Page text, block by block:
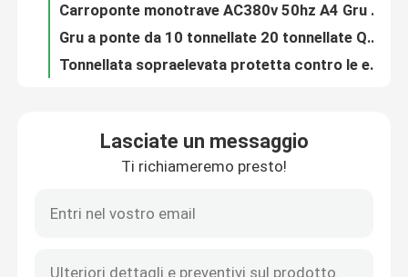
Contattaci
Gru a ponte della doppia trave
Gru a ponte monotrave
Doppia gru a cavalletto della trave
Portata singola Q235B protetto contro le esplosioni della gru di viaggio della trave singola della portata 7.5m-30m
Gru a ponte europea per piccole officine FEM A5 Industrial Eot Crane
Lasciate un messaggio
Ti richiameremo presto!